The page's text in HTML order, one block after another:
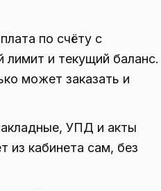
по счёту с
лимит и текущий баланс.
может заказать и
УПД и акты
из кабинета сам, без